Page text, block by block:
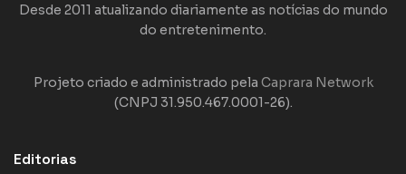
Desde 2011 atualizando diariamente as notícias do mundo
do entretenimento.
Projeto criado e administrado pela Caprara Network
(CNPJ 31.950.467.0001-26).
Editorias